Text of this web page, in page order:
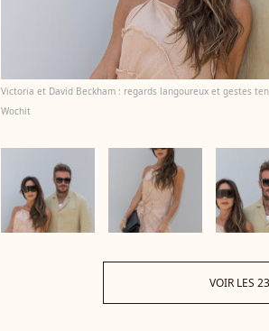
Victoria et David Beckham : regards langoureux et gestes
Wochit
VOIR LES